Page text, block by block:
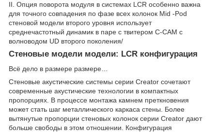
II. Опция поворота модуля в системах LCR особенно важна
для точного совпадения по фазе всех колонок Mid -Pod
стеновой модели второго уровня использует
среднечастотный динамик в паре с твитером C-CAM с
волноводом UD второго поколения/
Стеновые модели модели: LCR конфигурация
Всё дело в размере размере…
Стеновые акустические системы серии Creator сочетают
современные акустические технологии в компактных
пропорциях. В процессе монтажа камнем преткновения
может стать шаг металлического каркаса стены. Более
вытянутые пропорции стеновых колонок серии Creator дают
больше свободы в этом отношении. Конфигурация